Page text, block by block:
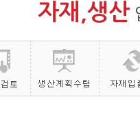
자재,생산